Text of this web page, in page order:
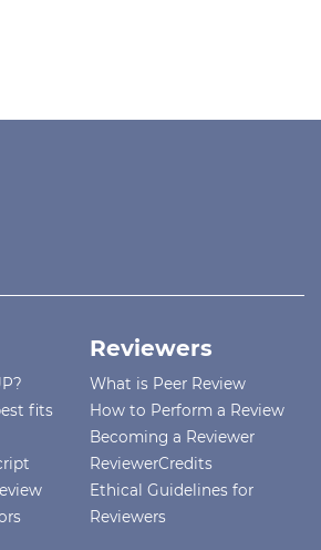
fits
Reviewers
What is Peer Review
How to Perform a Review
Becoming a Reviewer
ReviewerCredits
Ethical Guidelines for
Reviewers